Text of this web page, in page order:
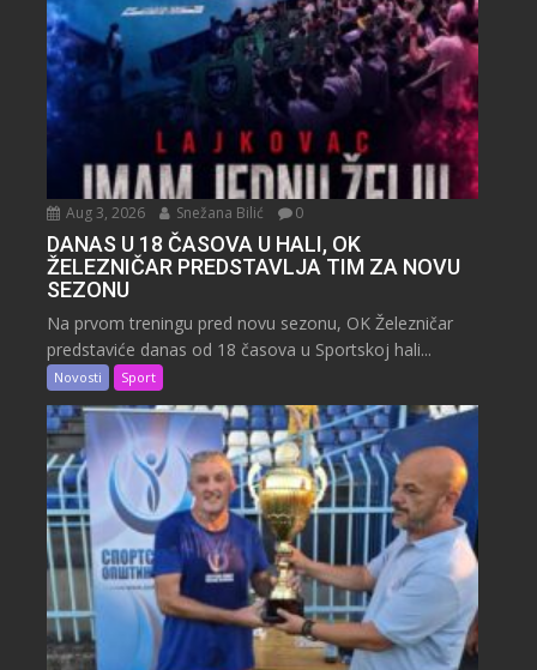
Aug 3, 2026 Snežana Bilić 0
DANAS U 18 ČASOVA U HALI, OK
ŽELEZNIČAR PREDSTAVLJA TIM ZA NOVU
SEZONU
Na prvom treningu pred novu sezonu, OK Železničar
predstaviće danas od 18 časova u Sportskoj hali...
Novosti Sport